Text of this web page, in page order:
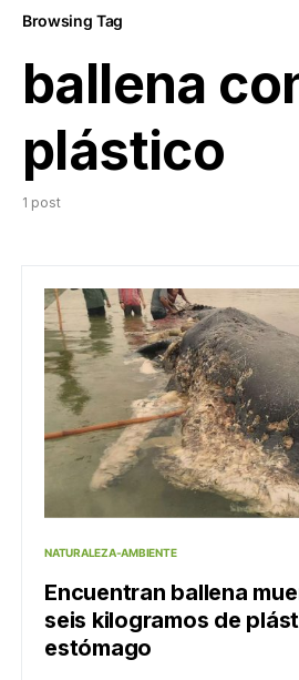
Browsing Tag
ballena
plástico
1 post
NATURALEZA-AMBIENTE
Encuentran ballena
seis kilogramos de
estómago